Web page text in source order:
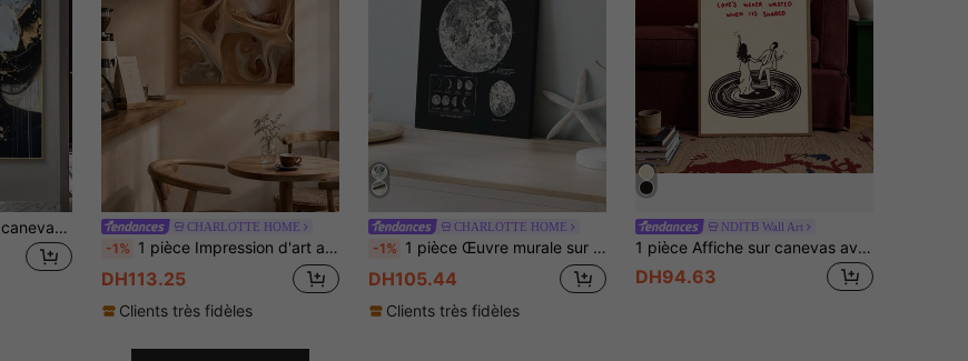
Grande impression sur canevas d'art portrait floral moderne doré et blanc - sans cadre, idéal pour le salon, la chambre à coucher, la décoration de bureau, cadeau de vacances parfait, art de salon Art mural moderne canevas sans cadre, décoration murale CHARLOTTE HOME
-1% 1 pièce Impression d'art abstrait de café, art mural moderne neutre, affiche de café glacé, art minimaliste beige et brun, décoration de cuisine, œuvre d'art de style café, affiche minimaliste moderne, décoration de salon et de chambre à coucher, décoration de salle de bain, sans cadre
DH113.25
Clients très fidèles
CHARLOTTE HOME
-1% 1 pièce Œuvre murale sur canevas de style salle de classe sans cadre, affiche vintage des phases de la lune, en matériau canevas, convient pour la chambre, le bureau et autres décorations, peut être utilisé comme cadeau
DH105.44
Clients très fidèles
NDITB Wall Art
1 pièce Affiche sur canevas avec couple dansant sur un gramophone vintage, encadrée ou non encadrée. Impression artistique sur le thème de la musique pour bar, décoration murale minimaliste et esthétique. Style rétro, convient aux amateurs de musique, dortoir, salon, chambre à coucher, décoration de maison moderne
DH94.63